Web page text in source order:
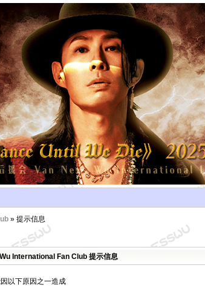
» 提示信息
International Fan Club 提示信息
以下原因之一造成